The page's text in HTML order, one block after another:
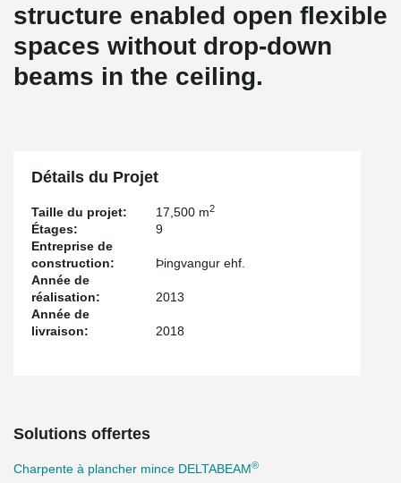
structure enabled open flexible
spaces without drop-down
beams in the ceiling.
Détails du Projet
Taille du projet: 17,500 m2
Étages:
9
Entreprise de
construction:
Þingvangur ehf.
Année de
réalisation:
2013
Année de
livraison:
2018
Solutions offertes
Charpente à plancher mince DELTABEAM®